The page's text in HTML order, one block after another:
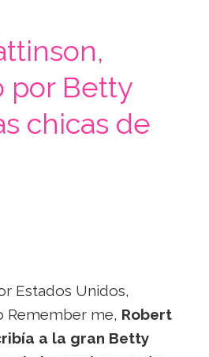
por Betty
chicas de
Estados Unidos,
Remember me, Robert
a la gran Betty